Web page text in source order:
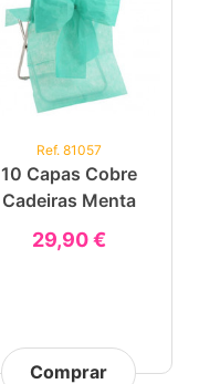
Ref. 81057
10 Capas Cobre
Cadeiras Menta
29,90 €
Comprar